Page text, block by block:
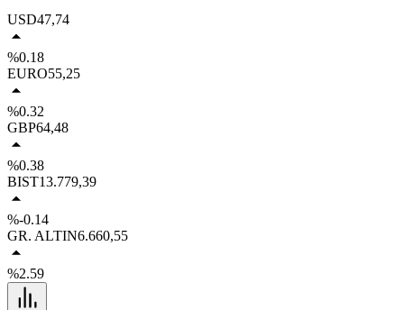
USD47,74
%0.18
EURO55,25
%0.32
GBP64,48
%0.38
BIST13.779,39
%-0.14
GR. ALTIN6.660,55
%2.59